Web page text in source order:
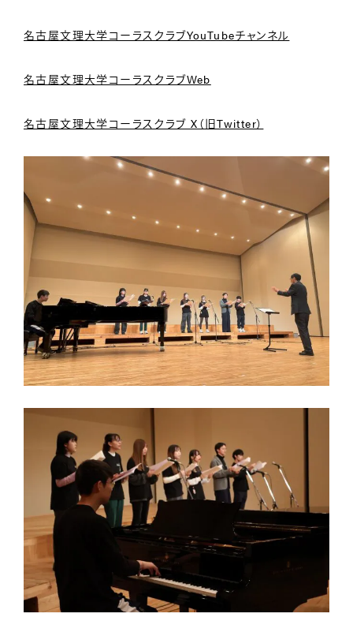
名古屋文理大学コーラスクラブYouTubeチャンネル
名古屋文理大学コーラスクラブWeb
名古屋文理大学コーラスクラブ X（旧Twitter）